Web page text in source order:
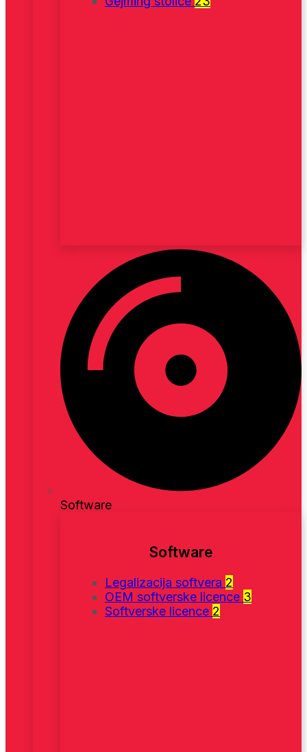
Software
Software
Legalizacija softvera 2
OEM softverske licence 3
Softverske licence 2